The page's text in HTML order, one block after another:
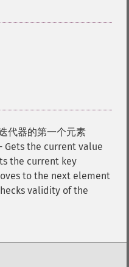
代器的第一个元素
- Gets the current value
the current key
to the next element
validity of the